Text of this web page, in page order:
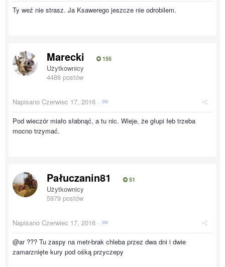
Ty weź nie strasz. Ja Ksawerego jeszcze nie odrobilem.
Marecki 155
Użytkownicy
4488 postów
Napisano Czerwiec 17, 2016 ·
Pod wieczór miało słabnąć, a tu nic. Wieje, że głupi łeb trzeba
mocno trzymać.
Pałuczanin81 51
Użytkownicy
5979 postów
Napisano Czerwiec 17, 2016 ·
@ar ??? Tu zaspy na metr-brak chleba przez dwa dni i dwie
zamarznięte kury pod ośką przyczepy